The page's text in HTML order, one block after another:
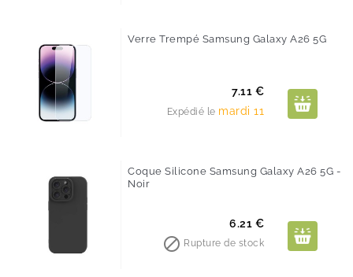
Verre Trempé Samsung Galaxy A26 5G
Prix
7.11 €
Expédié le mardi 11
Coque Silicone Samsung Galaxy A26 5G -
Noir
Prix
6.21 €
 Rupture de stock